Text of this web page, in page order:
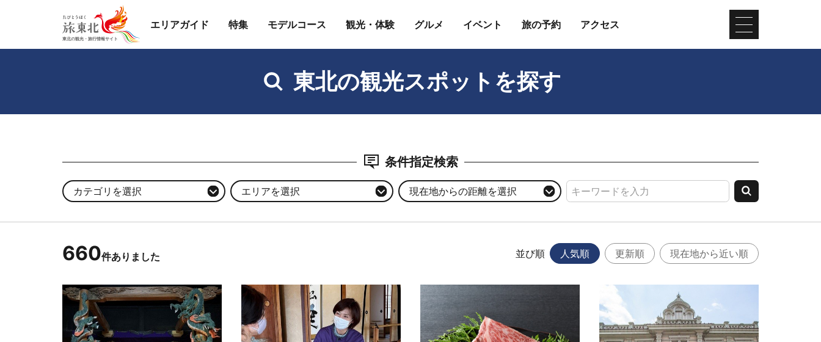
エリアガイド 特集 モデルコース 観光・体験 グルメ イベント 旅の予約 アクセス
東北の観光スポットを探す
条件指定検索
カテゴリを選択 エリアを選択 現在地からの距離を選択
660件ありました 並び順 人気順 更新順 現在地から近い順
久渡寺 の詳細はこちら
藤田記念庭園 お抹茶点て体験 の詳
細はこちら
市浦牛 の詳細はこちら
旧第五十九銀行記念館（青森銀行記
念館） の詳細はこちら